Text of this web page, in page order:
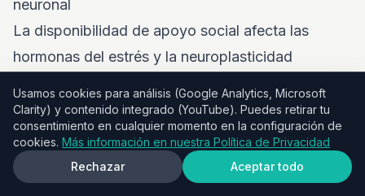
neuronal
La disponibilidad de apoyo social afecta las
hormonas del estrés y la neuroplasticidad
acceso a recursos que apoyan la salud cerebral
Historia personal
El trauma previo puede afectar los sistemas de
respuesta al estrés durante la transición
Usamos cookies para análisis (Google Analytics, Microsoft
Clarity) y contenido integrado (YouTube). Puedes retirar tu
consentimiento en cualquier momento en la configuración de
cookies. Más información en nuestra Política de Privacidad
Rechazar
Aceptar todo